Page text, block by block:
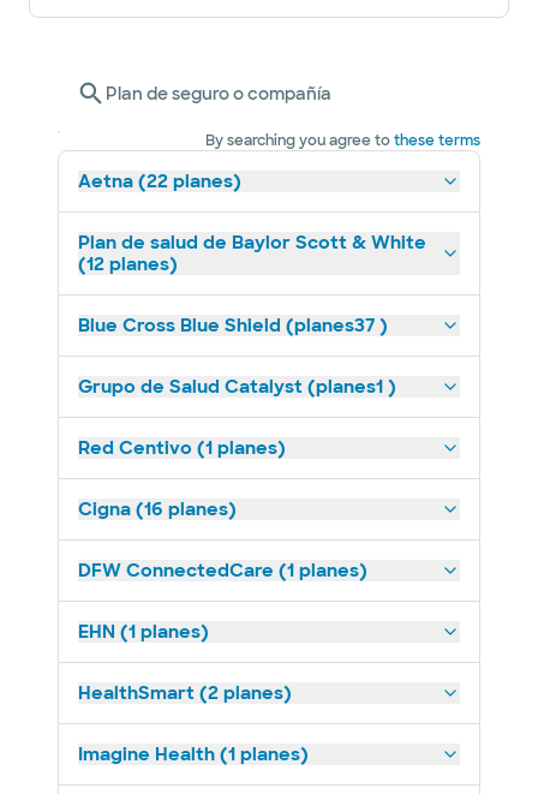
Plan de seguro o compañía
By searching you agree tothese terms
Aetna (22 planes)
Plan de salud de Baylor Scott & White
(12 planes)
Blue Cross Blue Shield (planes37 )
Grupo de Salud Catalyst (planes1 )
Red Centivo (1 planes)
Cigna (16 planes)
DFW ConnectedCare (1 planes)
EHN (1 planes)
HealthSmart (2 planes)
Imagine Health (1 planes)